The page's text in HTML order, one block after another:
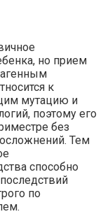
но прием
к
мутацию и
поэтому его
без
Тем
способно
по